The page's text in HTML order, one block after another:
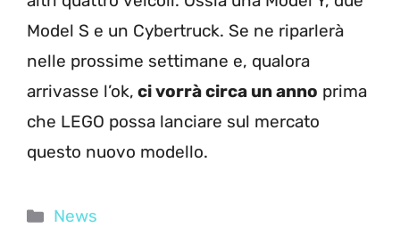
Model S e un Cybertruck. Se ne riparlerà
nelle prossime settimane e, qualora
arrivasse l’ok, ci vorrà circa un anno prima
che LEGO possa lanciare sul mercato
questo nuovo modello.
Categorie
News